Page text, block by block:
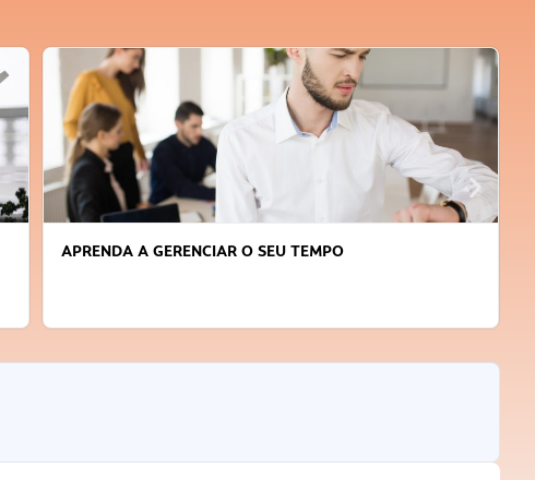
APRENDA A GERENCIAR O SEU TEMPO